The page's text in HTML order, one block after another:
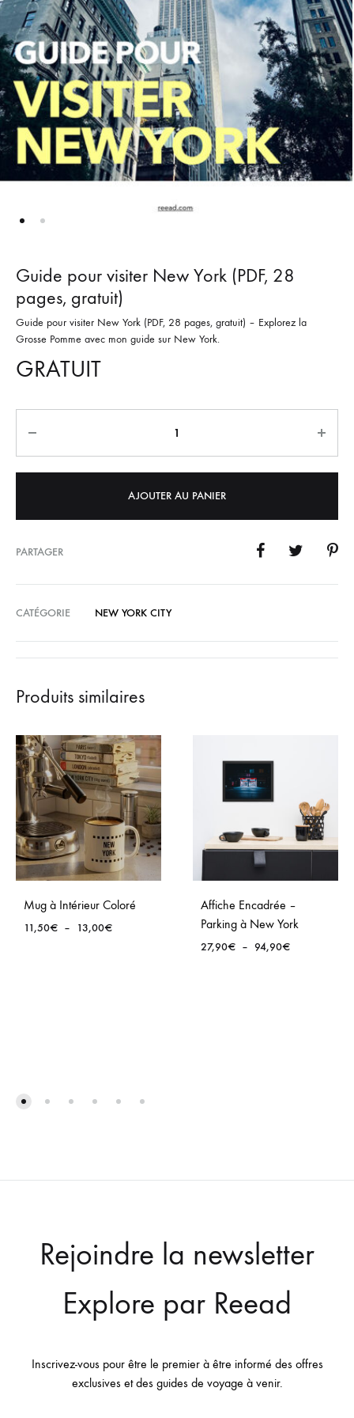
Guide pour visiter New York (PDF, 28
pages, gratuit)
Guide pour visiter New York (PDF, 28 pages, gratuit) – Explorez la
Grosse Pomme avec mon guide sur New York.
GRATUIT
AJOUTER AU PANIER
PARTAGER
CATÉGORIE NEW YORK CITY
Produits similaires
Mug à Intérieur Coloré
11,50€ – 13,00€Plage
Affiche Encadrée –
Parking à New York
27,90€ – 94,90€Plage
Rejoindre la newsletter
Explore par Reead
Inscrivez-vous pour être le premier à être informé des offres
exclusives et des guides de voyage à venir.